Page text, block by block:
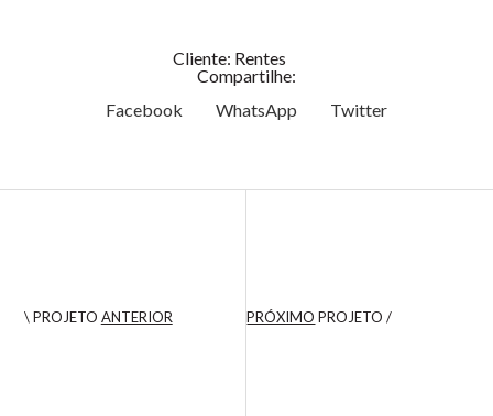
Cliente: Rentes
Compartilhe:
Facebook
WhatsApp Twitter
\ PROJETO ANTERIOR PRÓXIMO PROJETO /